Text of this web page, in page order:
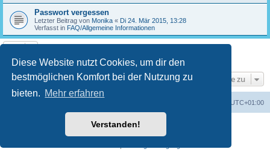
Diese Website nutzt Cookies, um dir den
bestmöglichen Komfort bei der Nutzung zu
bieten. Mehr erfahren
Verstanden!
Passwort vergessen
Letzter Beitrag von Monika « Di 24. Mär 2015, 13:28
Verfasst in FAQ/Allgemeine Informationen
Die Suche ergab 17 Treffer • Seite 1 von
Gehe zu
UTC+01:00
Powered byphpBB® Forum Software © phpBB Limited
phpBB.de